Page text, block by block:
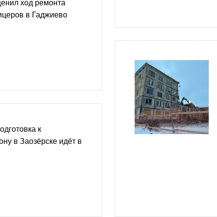
ход ремонта
в Гаджиево
к
в Заозёрске идёт в